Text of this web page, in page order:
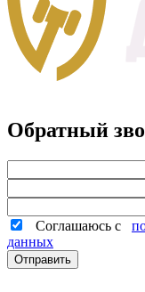
Обратный
Соглашаюсь с
данных
Отправить